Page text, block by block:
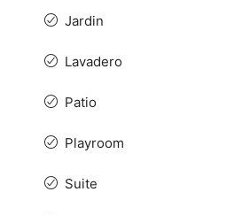
Jardin
Lavadero
Patio
Playroom
Suite